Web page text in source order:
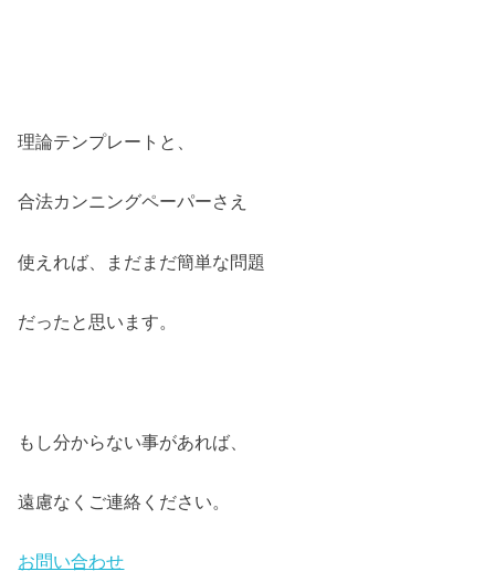
理論テンプレートと、
合法カンニングペーパーさえ
使えれば、まだまだ簡単な問題
だったと思います。
もし分からない事があれば、
遠慮なくご連絡ください。
お問い合わせ